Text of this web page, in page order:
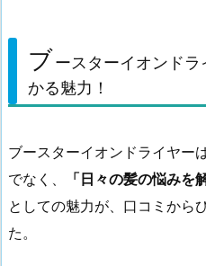
ブースターイオンド
かる魅力！
ブースターイオンドライヤー
でなく、
「日々の髪の悩みを
としての魅力が、口コミから
た。